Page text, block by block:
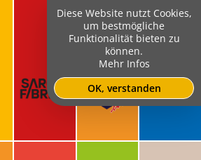
Diese Website nutzt Cookies,
um bestmögliche
Funktionalität bieten zu
können.
Mehr Infos
OK, verstanden